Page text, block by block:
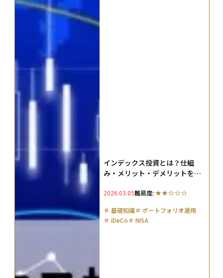
インデックス投資とは？仕組
み・メリット・デメリットをわ
2026.03.05難易度:
＃ 基礎知識＃ ポートフォリオ運用
＃ iDeCo＃ NISA